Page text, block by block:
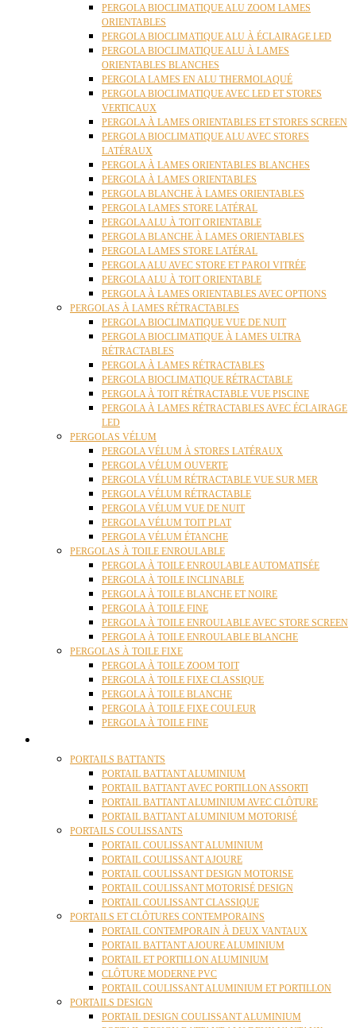
PERGOLA BIOCLIMATIQUE ALU ZOOM LAMES
ORIENTABLES
PERGOLA BIOCLIMATIQUE ALU À ÉCLAIRAGE LED
PERGOLA BIOCLIMATIQUE ALU À LAMES
ORIENTABLES BLANCHES
PERGOLA LAMES EN ALU THERMOLAQUÉ
PERGOLA BIOCLIMATIQUE AVEC LED ET STORES
VERTICAUX
PERGOLA À LAMES ORIENTABLES ET STORES SCREEN
PERGOLA BIOCLIMATIQUE ALU AVEC STORES
LATÉRAUX
PERGOLA À LAMES ORIENTABLES BLANCHES
PERGOLA À LAMES ORIENTABLES
PERGOLA BLANCHE À LAMES ORIENTABLES
PERGOLA LAMES STORE LATÉRAL
PERGOLA ALU À TOIT ORIENTABLE
PERGOLA BLANCHE À LAMES ORIENTABLES
PERGOLA LAMES STORE LATÉRAL
PERGOLA ALU AVEC STORE ET PAROI VITRÉE
PERGOLA ALU À TOIT ORIENTABLE
PERGOLA À LAMES ORIENTABLES AVEC OPTIONS
PERGOLAS À LAMES RÉTRACTABLES
PERGOLA BIOCLIMATIQUE VUE DE NUIT
PERGOLA BIOCLIMATIQUE À LAMES ULTRA
RÉTRACTABLES
PERGOLA À LAMES RÉTRACTABLES
PERGOLA BIOCLIMATIQUE RÉTRACTABLE
PERGOLA À TOIT RÉTRACTABLE VUE PISCINE
PERGOLA À LAMES RÉTRACTABLES AVEC ÉCLAIRAGE
LED
PERGOLAS VÉLUM
PERGOLA VÉLUM À STORES LATÉRAUX
PERGOLA VÉLUM OUVERTE
PERGOLA VÉLUM RÉTRACTABLE VUE SUR MER
PERGOLA VÉLUM RÉTRACTABLE
PERGOLA VÉLUM VUE DE NUIT
PERGOLA VÉLUM TOIT PLAT
PERGOLA VÉLUM ÉTANCHE
PERGOLAS À TOILE ENROULABLE
PERGOLA À TOILE ENROULABLE AUTOMATISÉE
PERGOLA À TOILE INCLINABLE
PERGOLA À TOILE BLANCHE ET NOIRE
PERGOLA À TOILE FINE
PERGOLA À TOILE ENROULABLE AVEC STORE SCREEN
PERGOLA À TOILE ENROULABLE BLANCHE
PERGOLAS À TOILE FIXE
PERGOLA À TOILE ZOOM TOIT
PERGOLA À TOILE FIXE CLASSIQUE
PERGOLA À TOILE BLANCHE
PERGOLA À TOILE FIXE COULEUR
PERGOLA À TOILE FINE
PORTAILS BATTANTS
PORTAIL BATTANT ALUMINIUM
PORTAIL BATTANT AVEC PORTILLON ASSORTI
PORTAIL BATTANT ALUMINIUM AVEC CLÔTURE
PORTAIL BATTANT ALUMINIUM MOTORISÉ
PORTAILS COULISSANTS
PORTAIL COULISSANT ALUMINIUM
PORTAIL COULISSANT AJOURE
PORTAIL COULISSANT DESIGN MOTORISE
PORTAIL COULISSANT MOTORISÉ DESIGN
PORTAIL COULISSANT CLASSIQUE
PORTAILS ET CLÔTURES CONTEMPORAINS
PORTAIL CONTEMPORAIN À DEUX VANTAUX
PORTAIL BATTANT AJOURE ALUMINIUM
PORTAIL ET PORTILLON ALUMINIUM
CLÔTURE MODERNE PVC
PORTAIL COULISSANT ALUMINIUM ET PORTILLON
PORTAILS DESIGN
PORTAIL DESIGN COULISSANT ALUMINIUM